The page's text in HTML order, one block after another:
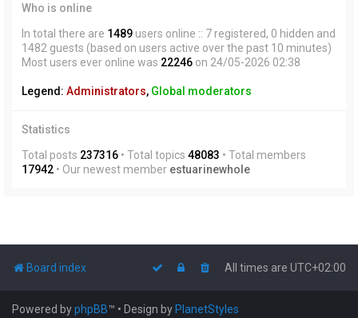
Who is online
In total there are 1489 users online :: 7 registered, 0 hidden and
1482 guests (based on users active over the past 10 minutes)
Most users ever online was 22246 on 24/05-2026 02:38
Legend: Administrators, Global moderators
Statistics
Total posts 237316 • Total topics 48083 • Total members
17942 • Our newest member estuarinewhole
Board index All times are UTC+02:00
Powered byphpBB™ • Design by PlanetStyles